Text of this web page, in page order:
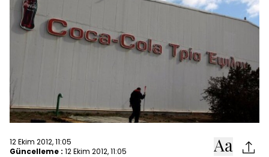
12 Ekim 2012, 11:05
Güncelleme : 12 Ekim 2012, 11:05